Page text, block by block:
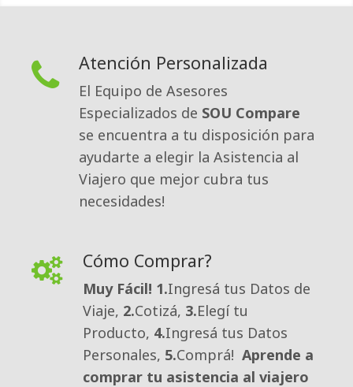
Atención Personalizada
El Equipo de Asesores
Especializados de SOU Compare
se encuentra a tu disposición para
ayudarte a elegir la Asistencia al
Viajero que mejor cubra tus
necesidades!
Cómo Comprar?
Muy Fácil! 1.Ingresá tus Datos de
Viaje, 2.Cotizá, 3.Elegí tu
Producto, 4.Ingresá tus Datos
Personales, 5.Comprá! Aprende a
comprar tu asistencia al viajero